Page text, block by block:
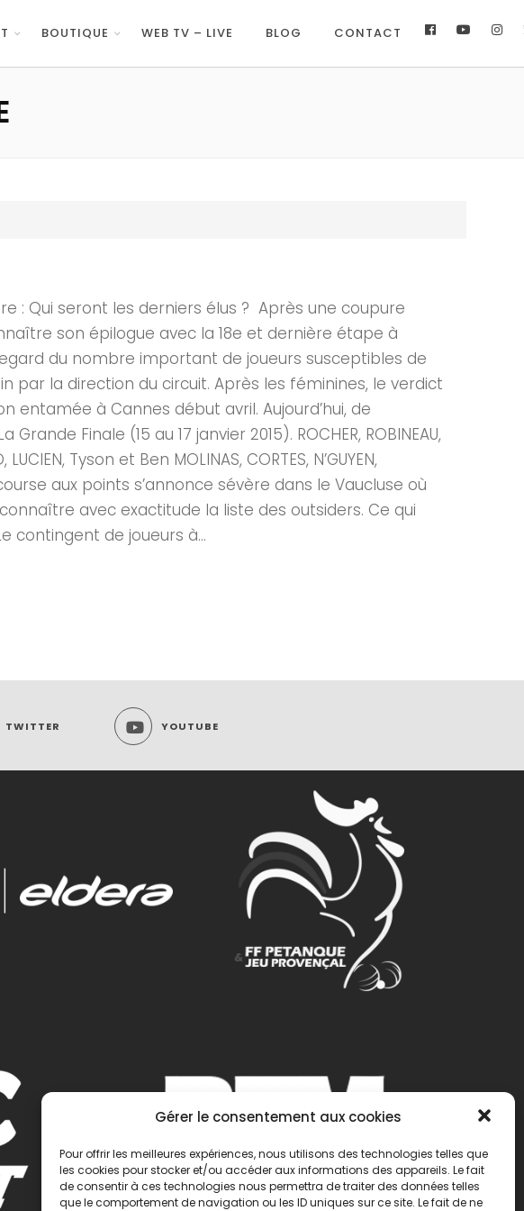
Gérer le consentement aux cookies
Pour offrir les meilleures expériences, nous utilisons des technologies telles que
les cookies pour stocker et/ou accéder aux informations des appareils. Le fait
de consentir à ces technologies nous permettra de traiter des données telles
que le comportement de navigation ou les ID uniques sur ce site. Le fait de ne
BOUTIQUE WEB TV – LIVE BLOG CONTACT
: Qui seront les derniers élus ? Après une coupure
son épilogue avec la 18e et dernière étape à
du nombre important de joueurs susceptibles de
par la direction du circuit. Après les féminines, le verdict
à Cannes début avril. Aujourd’hui, de
Finale (15 au 17 janvier 2015). ROCHER, ROBINEAU,
LUCIEN, Tyson et Ben MOLINAS, CORTES, N’GUYEN,
aux points s’annonce sévère dans le Vaucluse où
avec exactitude la liste des outsiders. Ce qui
contingent de joueurs à...
TWITTER YOUTUBE